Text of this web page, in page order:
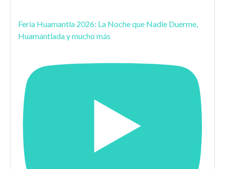
Feria Huamantla 2026: La Noche que Nadie Duerme,
Huamantlada y mucho más